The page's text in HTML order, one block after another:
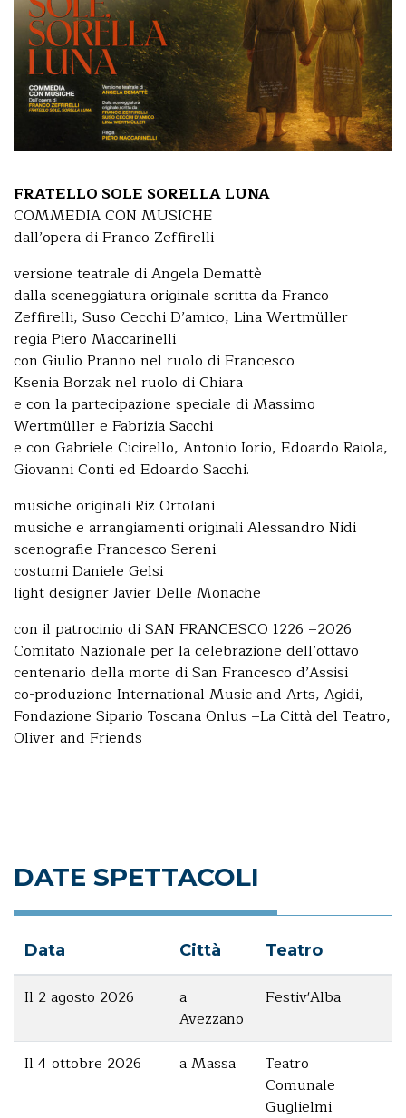
FRATELLO SOLE SORELLA LUNA
COMMEDIA CON MUSICHE
dall’opera di Franco Zeffirelli
versione teatrale di Angela Demattè
dalla sceneggiatura originale scritta da Franco
Zeffirelli, Suso Cecchi D’amico, Lina Wertmüller
regia Piero Maccarinelli
con Giulio Pranno nel ruolo di Francesco
Ksenia Borzak nel ruolo di Chiara
e con la partecipazione speciale di Massimo
Wertmüller e Fabrizia Sacchi
e con Gabriele Cicirello, Antonio Iorio, Edoardo Raiola,
Giovanni Conti ed Edoardo Sacchi.
musiche originali Riz Ortolani
musiche e arrangiamenti originali Alessandro Nidi
scenografie Francesco Sereni
costumi Daniele Gelsi
light designer Javier Delle Monache
con il patrocinio di SAN FRANCESCO 1226 –2026
Comitato Nazionale per la celebrazione dell’ottavo
centenario della morte di San Francesco d’Assisi
co-produzione International Music and Arts, Agidi,
Fondazione Sipario Toscana Onlus –La Città del Teatro,
Oliver and Friends
DATE SPETTACOLI
Data Città Teatro
Il 2 agosto 2026
a
Avezzano
Festiv'Alba
Il 4 ottobre 2026 a Massa
Teatro
Comunale
Guglielmi